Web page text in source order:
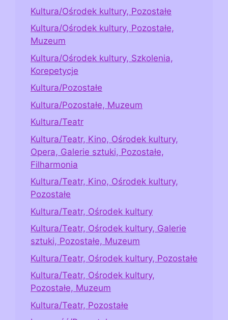
Kultura/Ośrodek kultury, Pozostałe
Kultura/Ośrodek kultury, Pozostałe,
Muzeum
Kultura/Ośrodek kultury, Szkolenia,
Korepetycje
Kultura/Pozostałe
Kultura/Pozostałe, Muzeum
Kultura/Teatr
Kultura/Teatr, Kino, Ośrodek kultury,
Opera, Galerie sztuki, Pozostałe,
Filharmonia
Kultura/Teatr, Kino, Ośrodek kultury,
Pozostałe
Kultura/Teatr, Ośrodek kultury
Kultura/Teatr, Ośrodek kultury, Galerie
sztuki, Pozostałe, Muzeum
Kultura/Teatr, Ośrodek kultury, Pozostałe
Kultura/Teatr, Ośrodek kultury,
Pozostałe, Muzeum
Kultura/Teatr, Pozostałe